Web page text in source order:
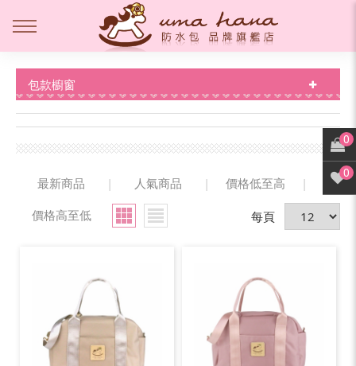
包款櫥窗
最新商品 | 人氣商品 | 價格低至高
|
價格高至低
每頁
0
0